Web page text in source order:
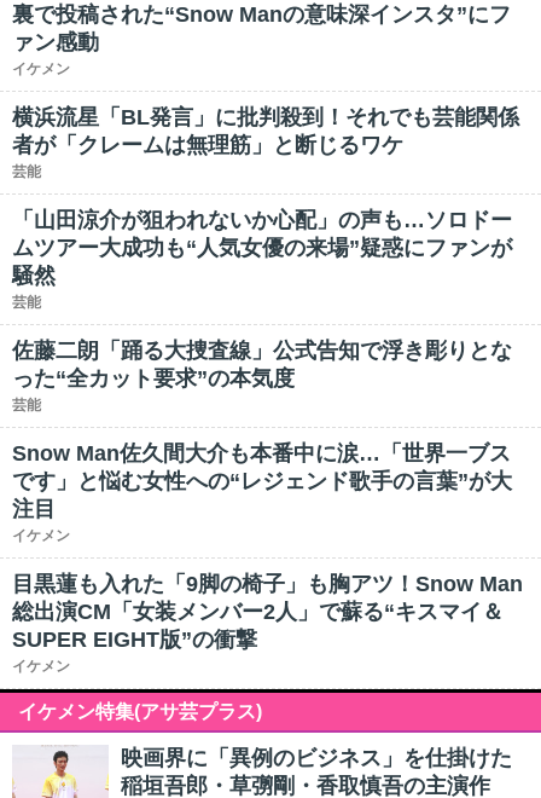
裏で投稿された“Snow Manの意味深インスタ”にフ
ァン感動
イケメン
横浜流星「BL発言」に批判殺到！それでも芸能関係
者が「クレームは無理筋」と断じるワケ
芸能
「山田涼介が狙われないか心配」の声も…ソロドー
ムツアー大成功も“人気女優の来場”疑惑にファンが
騒然
芸能
佐藤二朗「踊る大捜査線」公式告知で浮き彫りとな
った“全カット要求”の本気度
芸能
Snow Man佐久間大介も本番中に涙…「世界一ブス
です」と悩む女性への“レジェンド歌手の言葉”が大
注目
イケメン
目黒蓮も入れた「9脚の椅子」も胸アツ！Snow Man
総出演CM「女装メンバー2人」で蘇る“キスマイ＆
SUPER EIGHT版”の衝撃
イケメン
イケメン特集(アサ芸プラス)
映画界に「異例のビジネス」を仕掛けた
稲垣吾郎・草彅剛・香取慎吾の主演作